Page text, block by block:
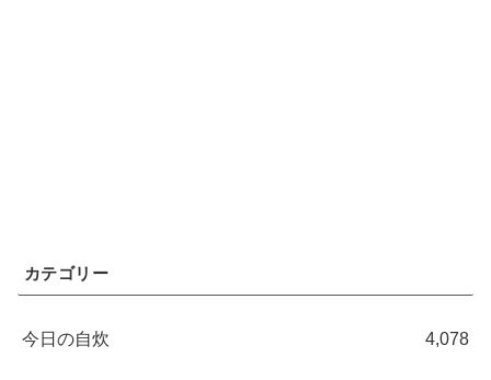
カテゴリー
今日の自炊 4,078